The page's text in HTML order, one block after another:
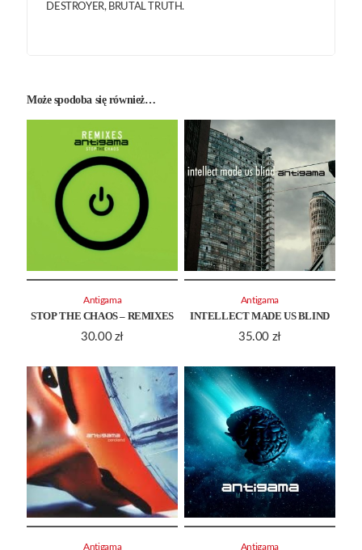
DESTROYER, BRUTAL TRUTH.
Może spodoba się również…
STOP THE CHAOS – REMIXES
30.00 zł
Antigama
INTELLECT MADE US BLIND
35.00 zł
Antigama
Antigama Antigama